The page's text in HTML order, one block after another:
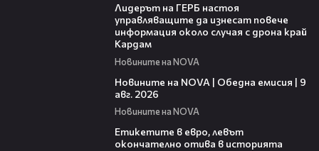
Лидерът на ГЕРБ настоя
управляващите да изнесат повече
информация около случая с дрона край
Кардам
Новините на NOVA
Новините на NOVA | Обедна емисия | 9
авг. 2026
Новините на NOVA
Етикетите в евро, левът
окончателно отива в историята